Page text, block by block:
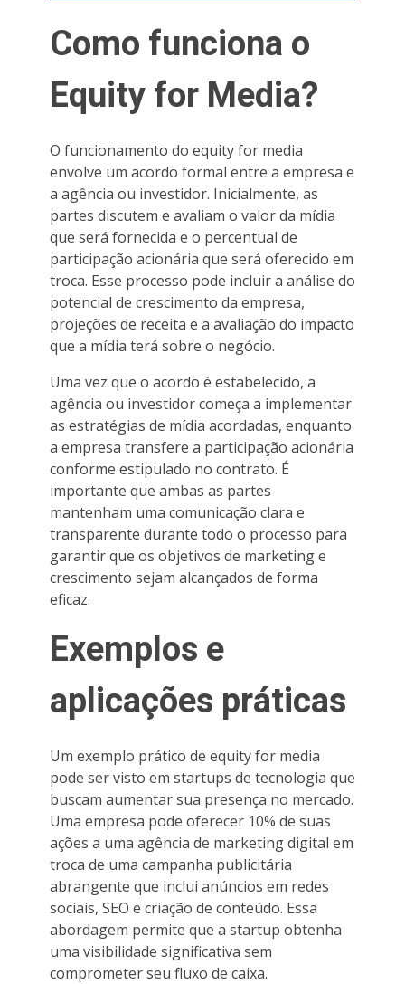
Como funciona o
Equity for Media?
O funcionamento do equity for media
envolve um acordo formal entre a empresa e
a agência ou investidor. Inicialmente, as
partes discutem e avaliam o valor da mídia
que será fornecida e o percentual de
participação acionária que será oferecido em
troca. Esse processo pode incluir a análise do
potencial de crescimento da empresa,
projeções de receita e a avaliação do impacto
que a mídia terá sobre o negócio.
Uma vez que o acordo é estabelecido, a
agência ou investidor começa a implementar
as estratégias de mídia acordadas, enquanto
a empresa transfere a participação acionária
conforme estipulado no contrato. É
importante que ambas as partes
mantenham uma comunicação clara e
transparente durante todo o processo para
garantir que os objetivos de marketing e
crescimento sejam alcançados de forma
eficaz.
Exemplos e
aplicações práticas
Um exemplo prático de equity for media
pode ser visto em startups de tecnologia que
buscam aumentar sua presença no mercado.
Uma empresa pode oferecer 10% de suas
ações a uma agência de marketing digital em
troca de uma campanha publicitária
abrangente que inclui anúncios em redes
sociais, SEO e criação de conteúdo. Essa
abordagem permite que a startup obtenha
uma visibilidade significativa sem
comprometer seu fluxo de caixa.